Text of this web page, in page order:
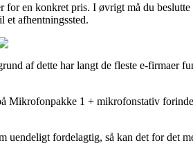
en konkret pris. I øvrigt må du
afhentningssted.
af dette har langt de fleste e-firmaer
1 + mikrofonstativ
fordelagtig, så kan det for det